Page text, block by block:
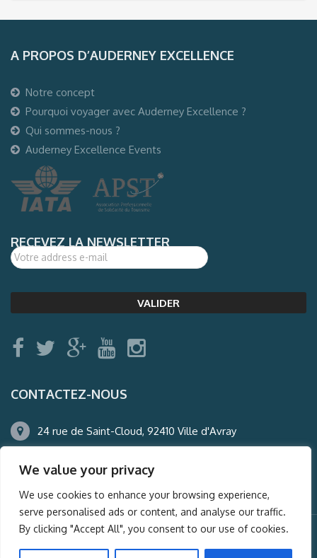
We value your privacy
We use cookies to enhance your browsing experience,
serve personalised ads or content, and analyse our traffic.
By clicking "Accept All", you consent to our use of cookies.
A PROPOS D’AUDERNEY EXCELLENCE
Notre concept
Pourquoi voyager avec Auderney Excellence ?
Qui sommes-nous ?
Auderney Excellence Events
RECEVEZ LA NEWSLETTER
CONTACTEZ-NOUS
24 rue de Saint-Cloud, 92410 Ville d'Avray